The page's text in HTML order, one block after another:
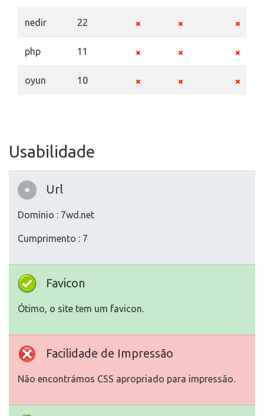
nedir 22
php 11
oyun 10
Usabilidade
Url
Domínio : 7wd.net
Cumprimento : 7
Favicon
Ótimo, o site tem um favicon.
Facilidade de Impressão
Não encontrámos CSS apropriado para impressão.